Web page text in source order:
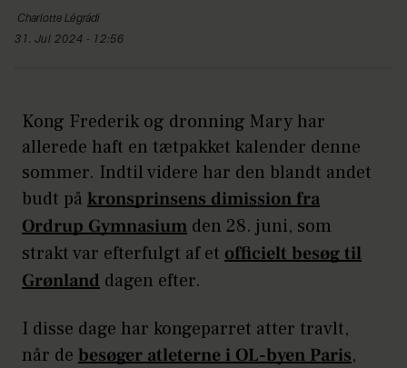
Charlotte Légrádi
31. Jul 2024 - 12:56
Kong Frederik og dronning Mary har
allerede haft en tætpakket kalender denne
sommer. Indtil videre har den blandt andet
budt på kronsprinsens dimission fra
Ordrup Gymnasium den 28. juni, som
strakt var efterfulgt af et officielt besøg til
Grønland dagen efter.
I disse dage har kongeparret atter travlt,
når de besøger atleterne i OL-byen Paris,